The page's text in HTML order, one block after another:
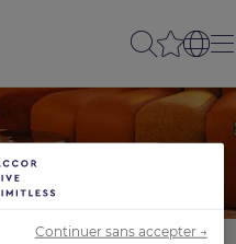
ami(e)
Continuer sans accepter →